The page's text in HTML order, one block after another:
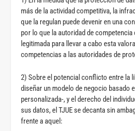
más de la actividad competitiva, la
que la regulan puede devenir en una
por lo que la autoridad de competencia
legitimada para llevar a cabo esta
competencias a las autoridades de
2) Sobre el potencial conflicto entre la
diseñar un modelo de negocio basado
personalizada-, y el derecho del
sus datos, el TJUE se decanta sin
frente a aquel: